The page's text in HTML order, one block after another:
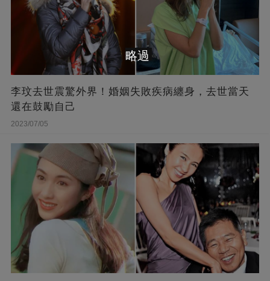
李玟去世震驚外界！婚姻失敗疾病纏身，去世當天
還在鼓勵自己
2023/07/05
略過